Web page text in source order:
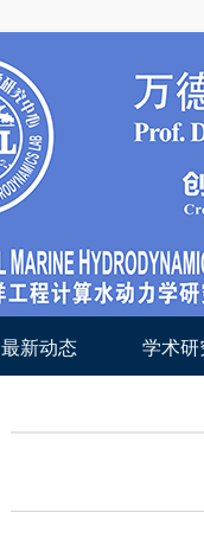
最新动态 学术研